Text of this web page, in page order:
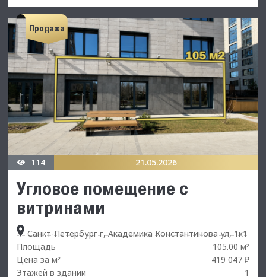
Продажа
114 21.05.2026
Угловое помещение с
витринами
Санкт-Петербург г, Академика Константинова ул, 1к1
Площадь
105.00 м²
Цена за м²
419 047 ₽
Этажей в здании
1